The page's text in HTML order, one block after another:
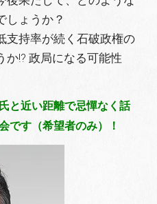
しょうか？
持率が続く石破政権の
か!? 政局になる可能性
と近い距離で忌憚なく話
です（希望者のみ）！